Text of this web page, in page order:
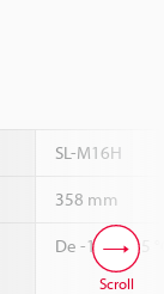
SL-M16H
358 mm
De -10 à +55
Scroll